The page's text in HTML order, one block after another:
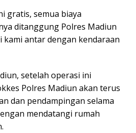
gratis, semua biaya
ditanggung Polres Madiun
antar dengan kendaraan
setelah operasi ini
Polres Madiun akan terus
dan pendampingan selama
mendatangi rumah